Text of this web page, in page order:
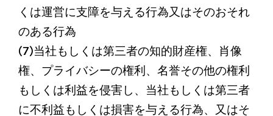
くは運営に支障を与える行為又はそのおそれ
のある行為
(7)当社もしくは第三者の知的財産権、肖像
権、プライバシーの権利、名誉その他の権利
もしくは利益を侵害し、当社もしくは第三者
に不利益もしくは損害を与える行為、又はそ